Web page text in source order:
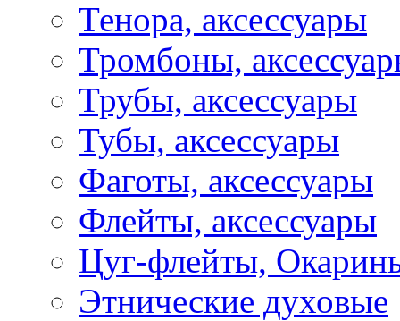
Тенора, аксессуары
Тромбоны,
Трубы, аксессуары
Тубы, аксессуары
Фаготы, аксессуары
Флейты, аксессуары
Цуг-флейты,
Этнические духовые